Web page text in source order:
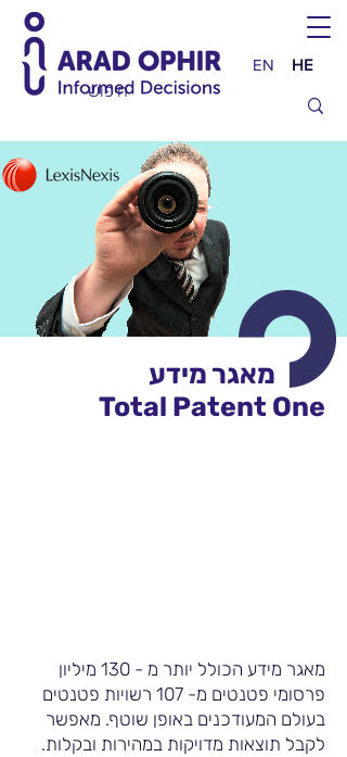
EN HE
מאגר מידע
Total Patent One
מאגר מידע הכולל יותר מ - 130 מיליון
פרסומי פטנטים מ- 107 רשויות פטנטים
בעולם המעודכנים באופן שוטף. מאפשר
לקבל תוצאות מדויקות במהירות ובקלות.